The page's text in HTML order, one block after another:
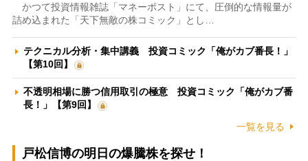
かつて投資情報雑誌「マネーポスト」にて、圧倒的な情報量が
詰め込まれた「天下無敵の株コミック」とし…
テクニカル分析・集中講義 投資コミック「俺がカブ番長！」
【第10回】
不透明相場に勝つ信用取引の極意 投資コミック「俺がカブ番
長！」【第9回】
一覧を見る
戸松信博の明日の爆騰株を探せ！